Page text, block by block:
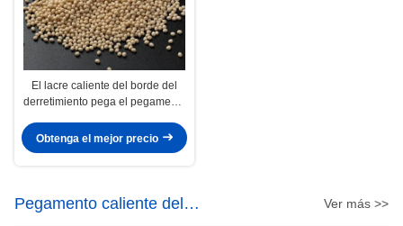
El lacre caliente del borde del
derretimiento pega el pegamento
Edgebanding de la madera dura
del conglomerado del MDF
Obtenga el mejor precio
Pegamento caliente del
Ver más >>